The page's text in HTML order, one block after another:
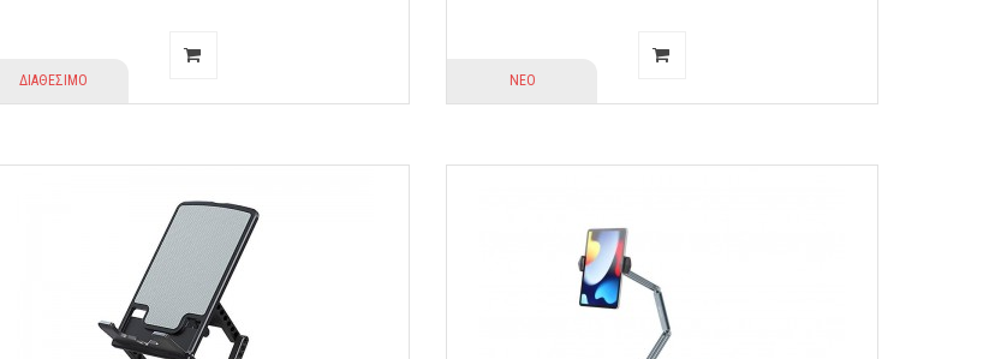
ΔΙΑΘΕΣΙΜΟ ΝΕΟ